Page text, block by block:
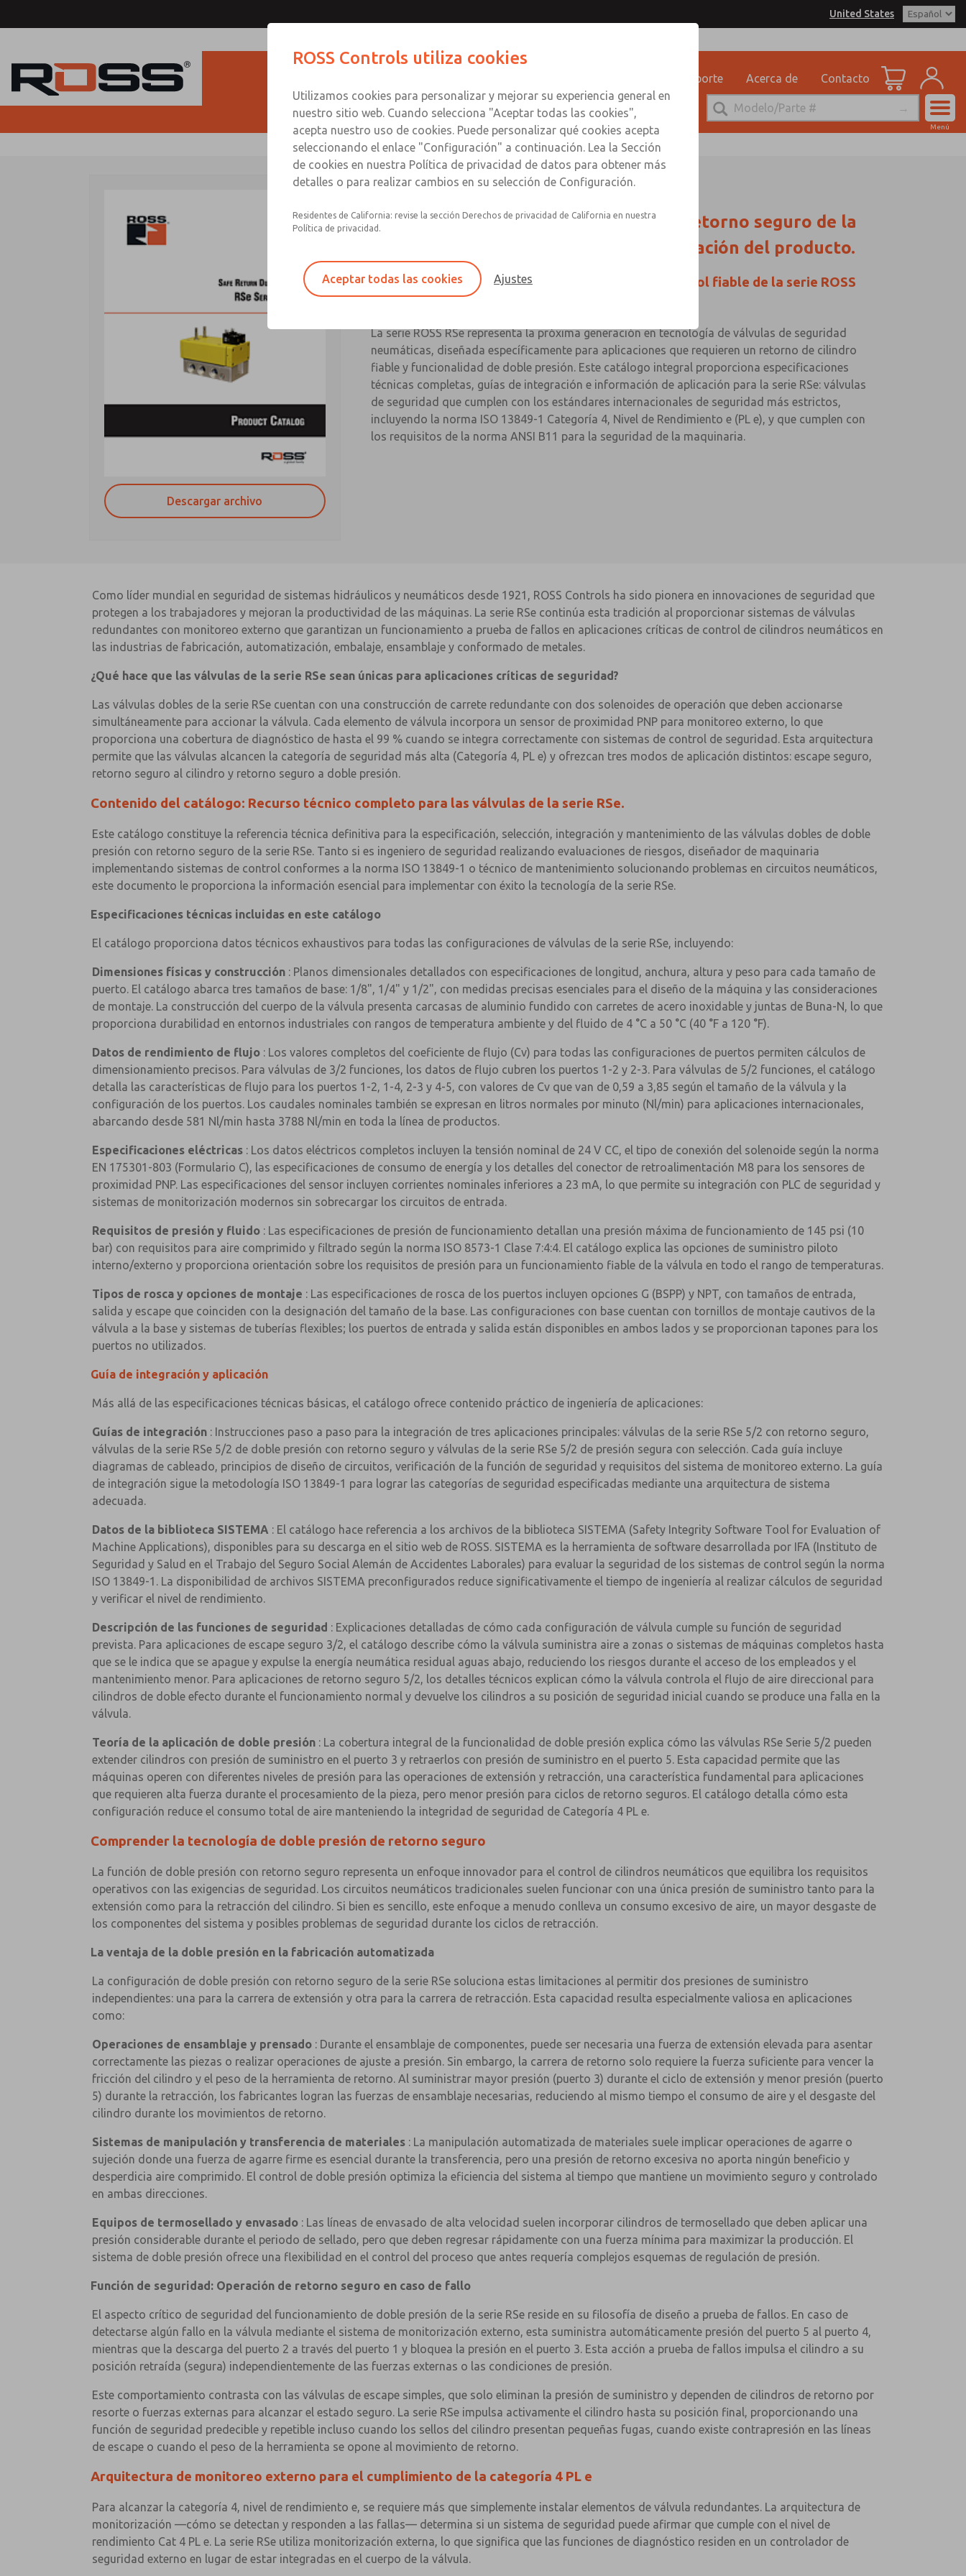
United States
Soporte Acerca de Contacto
Cuenta
Menú
Descargar archivo
Válvulas dobles de doble presión con retorno seguro de la
serie RSe: catálogo técnico y documentación del producto.
Descripción general de las válvulas dobles de control fiable de la serie ROSS
La serie ROSS RSe representa la próxima generación en tecnología de válvulas de seguridad
neumáticas, diseñada específicamente para aplicaciones que requieren un retorno de cilindro
fiable y funcionalidad de doble presión. Este catálogo integral proporciona especificaciones
técnicas completas, guías de integración e información de aplicación para la serie RSe: válvulas
de seguridad que cumplen con los estándares internacionales de seguridad más estrictos,
incluyendo la norma ISO 13849-1 Categoría 4, Nivel de Rendimiento e (PL e), y que cumplen con
los requisitos de la norma ANSI B11 para la seguridad de la maquinaria.
Como líder mundial en seguridad de sistemas hidráulicos y neumáticos desde 1921, ROSS Controls ha sido pionera en innovaciones de seguridad que
protegen a los trabajadores y mejoran la productividad de las máquinas. La serie RSe continúa esta tradición al proporcionar sistemas de válvulas
redundantes con monitoreo externo que garantizan un funcionamiento a prueba de fallos en aplicaciones críticas de control de cilindros neumáticos en
las industrias de fabricación, automatización, embalaje, ensamblaje y conformado de metales.
¿Qué hace que las válvulas de la serie RSe sean únicas para aplicaciones críticas de seguridad?
Las válvulas dobles de la serie RSe cuentan con una construcción de carrete redundante con dos solenoides de operación que deben accionarse
simultáneamente para accionar la válvula. Cada elemento de válvula incorpora un sensor de proximidad PNP para monitoreo externo, lo que
proporciona una cobertura de diagnóstico de hasta el 99 % cuando se integra correctamente con sistemas de control de seguridad. Esta arquitectura
permite que las válvulas alcancen la categoría de seguridad más alta (Categoría 4, PL e) y ofrezcan tres modos de aplicación distintos: escape seguro,
retorno seguro al cilindro y retorno seguro a doble presión.
Contenido del catálogo: Recurso técnico completo para las válvulas de la serie RSe.
Este catálogo constituye la referencia técnica definitiva para la especificación, selección, integración y mantenimiento de las válvulas dobles de doble
presión con retorno seguro de la serie RSe. Tanto si es ingeniero de seguridad realizando evaluaciones de riesgos, diseñador de maquinaria
implementando sistemas de control conformes a la norma ISO 13849-1 o técnico de mantenimiento solucionando problemas en circuitos neumáticos,
este documento le proporciona la información esencial para implementar con éxito la tecnología de la serie RSe.
Especificaciones técnicas incluidas en este catálogo
El catálogo proporciona datos técnicos exhaustivos para todas las configuraciones de válvulas de la serie RSe, incluyendo:
Dimensiones físicas y construcción : Planos dimensionales detallados con especificaciones de longitud, anchura, altura y peso para cada tamaño de
puerto. El catálogo abarca tres tamaños de base: 1/8", 1/4" y 1/2", con medidas precisas esenciales para el diseño de la máquina y las consideraciones
de montaje. La construcción del cuerpo de la válvula presenta carcasas de aluminio fundido con carretes de acero inoxidable y juntas de Buna-N, lo que
proporciona durabilidad en entornos industriales con rangos de temperatura ambiente y del fluido de 4 °C a 50 °C (40 °F a 120 °F).
Datos de rendimiento de flujo : Los valores completos del coeficiente de flujo (Cv) para todas las configuraciones de puertos permiten cálculos de
dimensionamiento precisos. Para válvulas de 3/2 funciones, los datos de flujo cubren los puertos 1-2 y 2-3. Para válvulas de 5/2 funciones, el catálogo
detalla las características de flujo para los puertos 1-2, 1-4, 2-3 y 4-5, con valores de Cv que van de 0,59 a 3,85 según el tamaño de la válvula y la
configuración de los puertos. Los caudales nominales también se expresan en litros normales por minuto (Nl/min) para aplicaciones internacionales,
abarcando desde 581 Nl/min hasta 3788 Nl/min en toda la línea de productos.
Especificaciones eléctricas : Los datos eléctricos completos incluyen la tensión nominal de 24 V CC, el tipo de conexión del solenoide según la norma
EN 175301-803 (Formulario C), las especificaciones de consumo de energía y los detalles del conector de retroalimentación M8 para los sensores de
proximidad PNP. Las especificaciones del sensor incluyen corrientes nominales inferiores a 23 mA, lo que permite su integración con PLC de seguridad y
sistemas de monitorización modernos sin sobrecargar los circuitos de entrada.
Requisitos de presión y fluido : Las especificaciones de presión de funcionamiento detallan una presión máxima de funcionamiento de 145 psi (10
bar) con requisitos para aire comprimido y filtrado según la norma ISO 8573-1 Clase 7:4:4. El catálogo explica las opciones de suministro piloto
interno/externo y proporciona orientación sobre los requisitos de presión para un funcionamiento fiable de la válvula en todo el rango de temperaturas.
Tipos de rosca y opciones de montaje : Las especificaciones de rosca de los puertos incluyen opciones G (BSPP) y NPT, con tamaños de entrada,
salida y escape que coinciden con la designación del tamaño de la base. Las configuraciones con base cuentan con tornillos de montaje cautivos de la
válvula a la base y sistemas de tuberías flexibles; los puertos de entrada y salida están disponibles en ambos lados y se proporcionan tapones para los
puertos no utilizados.
Guía de integración y aplicación
Más allá de las especificaciones técnicas básicas, el catálogo ofrece contenido práctico de ingeniería de aplicaciones:
Guías de integración : Instrucciones paso a paso para la integración de tres aplicaciones principales: válvulas de la serie RSe 5/2 con retorno seguro,
válvulas de la serie RSe 5/2 de doble presión con retorno seguro y válvulas de la serie RSe 5/2 de presión segura con selección. Cada guía incluye
diagramas de cableado, principios de diseño de circuitos, verificación de la función de seguridad y requisitos del sistema de monitoreo externo. La guía
de integración sigue la metodología ISO 13849-1 para lograr las categorías de seguridad especificadas mediante una arquitectura de sistema
adecuada.
Datos de la biblioteca SISTEMA : El catálogo hace referencia a los archivos de la biblioteca SISTEMA (Safety Integrity Software Tool for Evaluation of
Machine Applications), disponibles para su descarga en el sitio web de ROSS. SISTEMA es la herramienta de software desarrollada por IFA (Instituto de
Seguridad y Salud en el Trabajo del Seguro Social Alemán de Accidentes Laborales) para evaluar la seguridad de los sistemas de control según la norma
ISO 13849-1. La disponibilidad de archivos SISTEMA preconfigurados reduce significativamente el tiempo de ingeniería al realizar cálculos de seguridad
y verificar el nivel de rendimiento.
Descripción de las funciones de seguridad : Explicaciones detalladas de cómo cada configuración de válvula cumple su función de seguridad
prevista. Para aplicaciones de escape seguro 3/2, el catálogo describe cómo la válvula suministra aire a zonas o sistemas de máquinas completos hasta
que se le indica que se apague y expulse la energía neumática residual aguas abajo, reduciendo los riesgos durante el acceso de los empleados y el
mantenimiento menor. Para aplicaciones de retorno seguro 5/2, los detalles técnicos explican cómo la válvula controla el flujo de aire direccional para
cilindros de doble efecto durante el funcionamiento normal y devuelve los cilindros a su posición de seguridad inicial cuando se produce una falla en la
válvula.
Teoría de la aplicación de doble presión : La cobertura integral de la funcionalidad de doble presión explica cómo las válvulas RSe Serie 5/2 pueden
extender cilindros con presión de suministro en el puerto 3 y retraerlos con presión de suministro en el puerto 5. Esta capacidad permite que las
máquinas operen con diferentes niveles de presión para las operaciones de extensión y retracción, una característica fundamental para aplicaciones
que requieren alta fuerza durante el procesamiento de la pieza, pero menor presión para ciclos de retorno seguros. El catálogo detalla cómo esta
configuración reduce el consumo total de aire manteniendo la integridad de seguridad de Categoría 4 PL e.
Comprender la tecnología de doble presión de retorno seguro
La función de doble presión con retorno seguro representa un enfoque innovador para el control de cilindros neumáticos que equilibra los requisitos
operativos con las exigencias de seguridad. Los circuitos neumáticos tradicionales suelen funcionar con una única presión de suministro tanto para la
extensión como para la retracción del cilindro. Si bien es sencillo, este enfoque a menudo conlleva un consumo excesivo de aire, un mayor desgaste de
los componentes del sistema y posibles problemas de seguridad durante los ciclos de retracción.
La ventaja de la doble presión en la fabricación automatizada
La configuración de doble presión con retorno seguro de la serie RSe soluciona estas limitaciones al permitir dos presiones de suministro
independientes: una para la carrera de extensión y otra para la carrera de retracción. Esta capacidad resulta especialmente valiosa en aplicaciones
como:
Operaciones de ensamblaje y prensado : Durante el ensamblaje de componentes, puede ser necesaria una fuerza de extensión elevada para asentar
correctamente las piezas o realizar operaciones de ajuste a presión. Sin embargo, la carrera de retorno solo requiere la fuerza suficiente para vencer la
fricción del cilindro y el peso de la herramienta de retorno. Al suministrar mayor presión (puerto 3) durante el ciclo de extensión y menor presión (puerto
5) durante la retracción, los fabricantes logran las fuerzas de ensamblaje necesarias, reduciendo al mismo tiempo el consumo de aire y el desgaste del
cilindro durante los movimientos de retorno.
Sistemas de manipulación y transferencia de materiales : La manipulación automatizada de materiales suele implicar operaciones de agarre o
sujeción donde una fuerza de agarre firme es esencial durante la transferencia, pero una presión de retorno excesiva no aporta ningún beneficio y
desperdicia aire comprimido. El control de doble presión optimiza la eficiencia del sistema al tiempo que mantiene un movimiento seguro y controlado
en ambas direcciones.
Equipos de termosellado y envasado : Las líneas de envasado de alta velocidad suelen incorporar cilindros de termosellado que deben aplicar una
presión considerable durante el periodo de sellado, pero que deben regresar rápidamente con una fuerza mínima para maximizar la producción. El
sistema de doble presión ofrece una flexibilidad en el control del proceso que antes requería complejos esquemas de regulación de presión.
Función de seguridad: Operación de retorno seguro en caso de fallo
El aspecto crítico de seguridad del funcionamiento de doble presión de la serie RSe reside en su filosofía de diseño a prueba de fallos. En caso de
detectarse algún fallo en la válvula mediante el sistema de monitorización externo, esta suministra automáticamente presión del puerto 5 al puerto 4,
mientras que la descarga del puerto 2 a través del puerto 1 y bloquea la presión en el puerto 3. Esta acción a prueba de fallos impulsa el cilindro a su
posición retraída (segura) independientemente de las fuerzas externas o las condiciones de presión.
Este comportamiento contrasta con las válvulas de escape simples, que solo eliminan la presión de suministro y dependen de cilindros de retorno por
resorte o fuerzas externas para alcanzar el estado seguro. La serie RSe impulsa activamente el cilindro hasta su posición final, proporcionando una
función de seguridad predecible y repetible incluso cuando los sellos del cilindro presentan pequeñas fugas, cuando existe contrapresión en las líneas
de escape o cuando el peso de la herramienta se opone al movimiento de retorno.
Arquitectura de monitoreo externo para el cumplimiento de la categoría 4 PL e
Para alcanzar la categoría 4, nivel de rendimiento e, se requiere más que simplemente instalar elementos de válvula redundantes. La arquitectura de
monitorización —cómo se detectan y responden a las fallas— determina si un sistema de seguridad puede afirmar que cumple con el nivel de
rendimiento Cat 4 PL e. La serie RSe utiliza monitorización externa, lo que significa que las funciones de diagnóstico residen en un controlador de
seguridad externo en lugar de estar integradas en el cuerpo de la válvula.
×
×
ROSS Controls utiliza cookies
Utilizamos cookies para personalizar y mejorar su experiencia general en
nuestro sitio web. Cuando selecciona "Aceptar todas las cookies",
acepta nuestro uso de cookies. Puede personalizar qué cookies acepta
seleccionando el enlace "Configuración" a continuación. Lea la Sección
de cookies en nuestra Política de privacidad de datos para obtener más
detalles o para realizar cambios en su selección de Configuración.
Residentes de California: revise la sección Derechos de privacidad de California en nuestra
Política de privacidad.
Aceptar todas las cookies Ajustes